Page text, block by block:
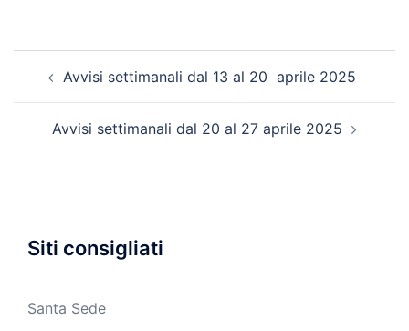
articoloAvvisi settimanali dal 13 al 20 aprile 2025
Avvisi settimanali dal 20 al 27 aprile 2025
Siti consigliati
Santa Sede